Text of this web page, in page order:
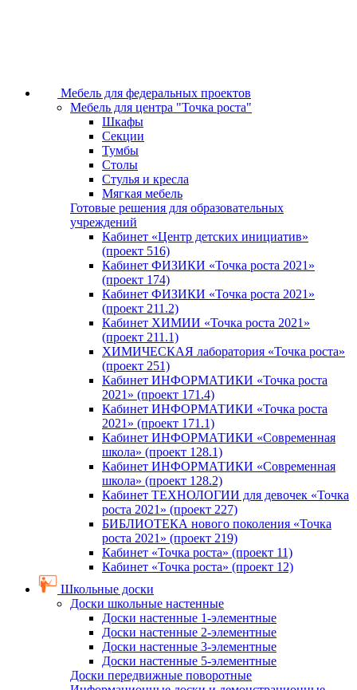
Мебель для федеральных проектов
Мебель для центра "Точка роста"
Шкафы
Секции
Тумбы
Столы
Стулья и кресла
Мягкая мебель
Готовые решения для образовательных
учреждений
Кабинет «Центр детских инициатив»
(проект 516)
Кабинет ФИЗИКИ «Точка роста 2021»
(проект 174)
Кабинет ФИЗИКИ «Точка роста 2021»
(проект 211.2)
Кабинет ХИМИИ «Точка роста 2021»
(проект 211.1)
ХИМИЧЕСКАЯ лаборатория «Точка роста»
(проект 251)
Кабинет ИНФОРМАТИКИ «Точка роста
2021» (проект 171.4)
Кабинет ИНФОРМАТИКИ «Точка роста
2021» (проект 171.1)
Кабинет ИНФОРМАТИКИ «Современная
школа» (проект 128.1)
Кабинет ИНФОРМАТИКИ «Современная
школа» (проект 128.2)
Кабинет ТЕХНОЛОГИИ для девочек «Точка
роста 2021» (проект 227)
БИБЛИОТЕКА нового поколения «Точка
роста 2021» (проект 219)
Кабинет «Точка роста» (проект 11)
Кабинет «Точка роста» (проект 12)
Школьные доски
Доски школьные настенные
Доски настенные 1-элементные
Доски настенные 2-элементные
Доски настенные 3-элементные
Доски настенные 5-элементные
Доски передвижные поворотные